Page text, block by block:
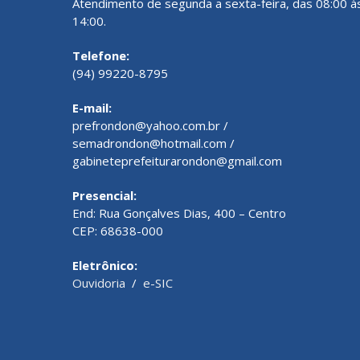
14:00.
Telefone:
(94) 99220-8795
E-mail:
prefrondon@yahoo.com.br /
semadrondon@hotmail.com /
gabineteprefeiturarondon@gmail.com
Presencial:
End: Rua Gonçalves Dias, 400 – Centro
CEP: 68638-000
Eletrônico:
Ouvidoria / e-SIC